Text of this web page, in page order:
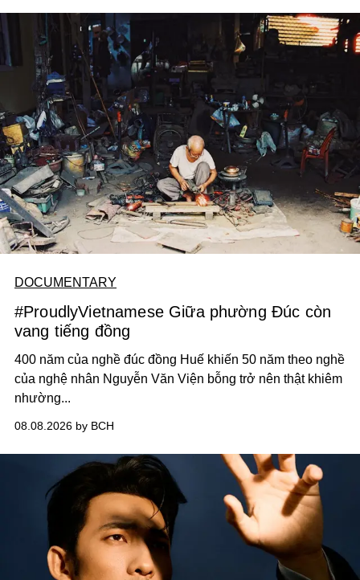
DOCUMENTARY
#ProudlyVietnamese Giữa phường Đúc còn
vang tiếng đồng
400 năm của nghề đúc đồng Huế khiến 50 năm theo nghề
của nghệ nhân Nguyễn Văn Viện bỗng trở nên thật khiêm
nhường...
08.08.2026 by BCH